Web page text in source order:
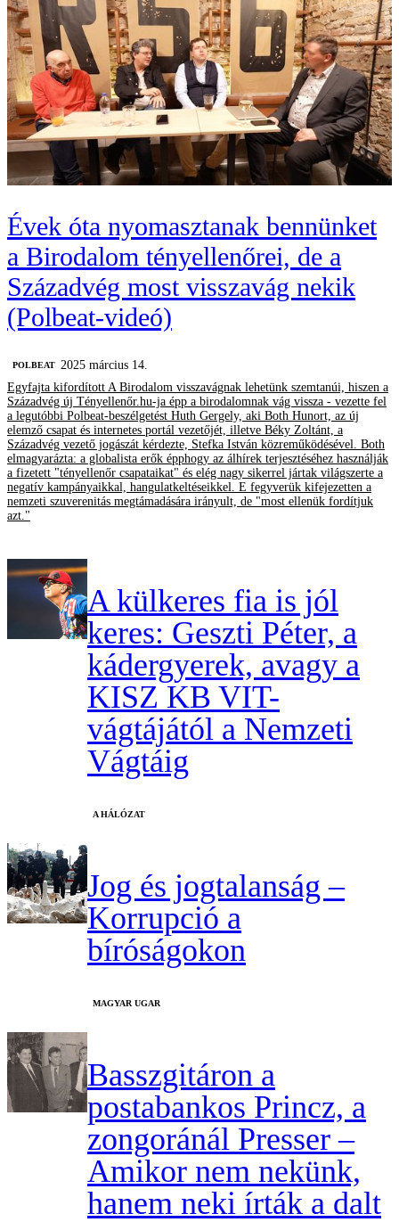
Évek óta nyomasztanak bennünket
a Birodalom tényellenőrei, de a
Századvég most visszavág nekik
(Polbeat-videó)
‎POLBEAT
2025 március 14.
Egyfajta kifordított A Birodalom visszavágnak lehetünk szemtanúi, hiszen a
Századvég új Tényellenőr.hu-ja épp a birodalomnak vág vissza - vezette fel
a legutóbbi Polbeat-beszélgetést Huth Gergely, aki Both Hunort, az új
elemző csapat és internetes portál vezetőjét, illetve Béky Zoltánt, a
Századvég vezető jogászát kérdezte, Stefka István közreműködésével. Both
elmagyarázta: a globalista erők épphogy az álhírek terjesztéséhez használják
a fizetett "tényellenőr csapataikat" és elég nagy sikerrel jártak világszerte a
negatív kampányaikkal, hangulatkeltéseikkel. E fegyverük kifejezetten a
nemzeti szuverenitás megtámadására irányult, de "most ellenük fordítjuk
azt."
A külkeres fia is jól
keres: Geszti Péter, a
kádergyerek, avagy a
KISZ KB VIT-
vágtájától a Nemzeti
Vágtáig
A HÁLÓZAT
Jog és jogtalanság –
Korrupció a
bíróságokon
MAGYAR UGAR
Basszgitáron a
postabankos Princz, a
zongoránál Presser –
Amikor nem nekünk,
hanem neki írták a dalt